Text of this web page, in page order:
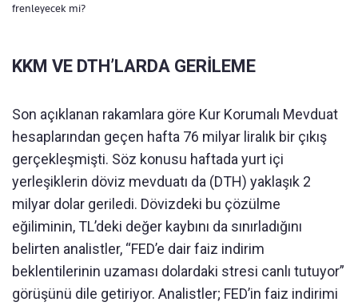
frenleyecek mi?
KKM VE DTH’LARDA GERİLEME
Son açıklanan rakamlara göre Kur Korumalı Mevduat
hesaplarından geçen hafta 76 milyar liralık bir çıkış
gerçekleşmişti. Söz konusu haftada yurt içi
yerleşiklerin döviz mevduatı da (DTH) yaklaşık 2
milyar dolar geriledi. Dövizdeki bu çözülme
eğiliminin, TL’deki değer kaybını da sınırladığını
belirten analistler, “FED’e dair faiz indirim
beklentilerinin uzaması dolardaki stresi canlı tutuyor”
görüşünü dile getiriyor. Analistler; FED’in faiz indirimi